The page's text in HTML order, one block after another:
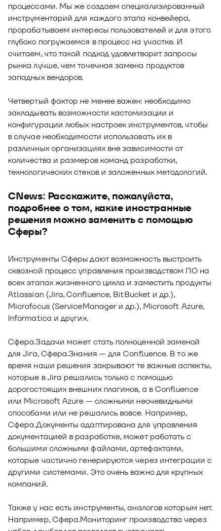
процессами. Мы же создаем специализированный
инструментарий для каждого этапа конвейера,
прорабатываем интересы пользователей и для этого
глубоко погружаемся в процесс на участке. И
считаем, что такой подход удовлетворит запросы
рынка лучше, чем точечная замена продуктов
западных вендоров.
Четвертый фактор не менее важен: необходимо
закладывать возможности кастомизации и
конфигурации любых настроек инструментов, чтобы
в случае необходимости использовать их в
различных организациях вне зависимости от
количества и размеров команд разработки,
технологических стеков и заложенных методологий.
CNews: Расскажите, пожалуйста,
подробнее о том, какие иностранные
решения можно заменить с помощью
Сферы?
Инструменты Сферы дают возможность выстроить
сквозной процесс управления производством ПО на
всех этапах жизненного цикла и заместить продукты
Atlassian (Jira, Confluence, BitBucket и др.),
Microfocus (ServiceManager и др.), Microsoft Azure,
Informatica и других.
Сфера.Задачи может стать полноценной заменой
для Jira, Сфера.Знания — для Confluence. В то же
время наши решения закрывают те важные аспекты,
которые в Jira решались только с помощью
дорогостоящих внешних плагинов, а в Confluence
или Microsoft Azure — сложными неочевидными
способами или не решались вовсе. Например,
Сфера.Документы адаптирована для управления
документацией в разработке, может работать с
большими сложными файлами, артефактами,
которые частично генерируются через интеграции с
другими системами. Это очень важно для крупных
компаний.
Также у нас есть инструменты, аналогов которым нет.
Например, Сфера.Мониторинг производства через